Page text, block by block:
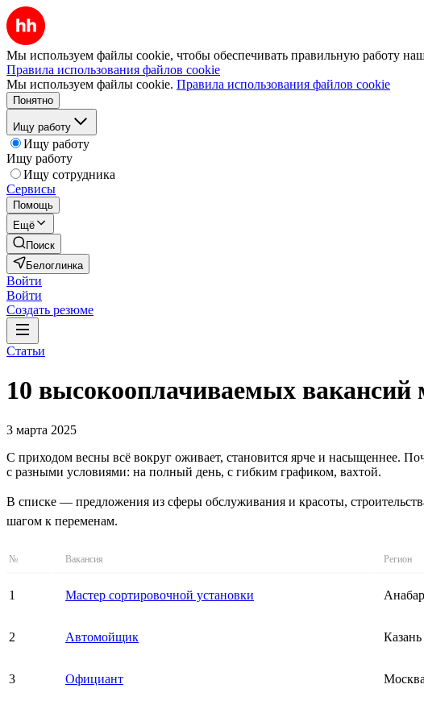
Мы используем файлы cookie, чтобы обеспечивать правильную работу
Правила использования файлов cookie
Мы используем файлы cookie. Правила использования файлов cookie
Понятно
Ищу работу
Ищу работу
Ищу работу
Ищу сотрудника
Сервисы
Помощь
Ещё
Поиск
Белоглинка
Войти
Войти
Создать резюме
Статьи
10 высокооплачиваемых
3 марта 2025
С приходом весны всё вокруг оживает, становится ярче и насыщеннее.
с разными условиями: на полный день, с гибким графиком, вахтой.
В списке — предложения из сферы обслуживания и красоты,
шагом к переменам.
№ Вакансия Регион
1 Мастер сортировочной установки
2 Автомойщик Казань
3 Официант